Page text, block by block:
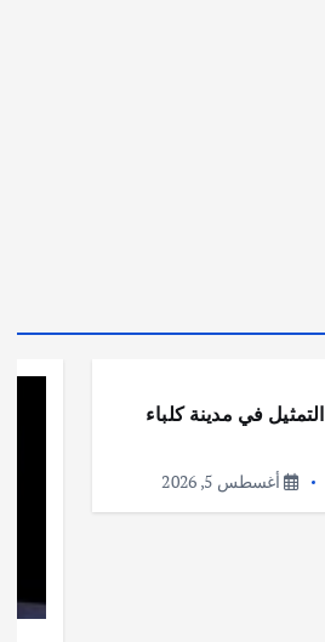
في مدينة كلباء
أغسطس 5, 2026